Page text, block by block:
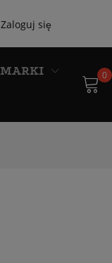
Zaloguj się
MARKI
0